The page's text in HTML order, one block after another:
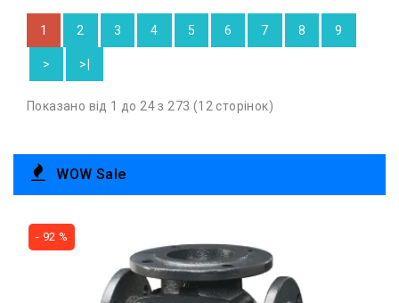
1 2 3 4 5 6 7 8 9
> >|
Показано від 1 до 24 з 273 (12 сторінок)
WOW Sale
- 92 %